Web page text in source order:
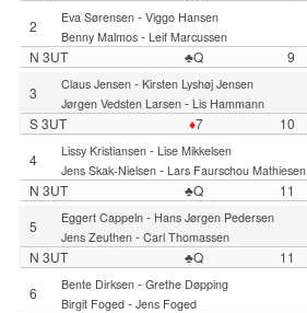
2
Eva Sørensen- Viggo Hansen
Benny Malmos- Leif Marcussen
N 3UT ♣Q 9
3
Claus Jensen- Kirsten Lyshøj Jensen
Jørgen Vedsten Larsen- Lis Hammann
S 3UT ♦7 10
4
Lissy Kristiansen- Lise Mikkelsen
Jens Skak-Nielsen- Lars Faurschou Mathiesen
N 3UT ♣Q 11
5
Eggert Cappeln- Hans Jørgen Pedersen
Jens Zeuthen- Carl Thomassen
N 3UT ♣Q 11
6
Bente Dirksen- Grethe Døpping
Birgit Foged- Jens Foged